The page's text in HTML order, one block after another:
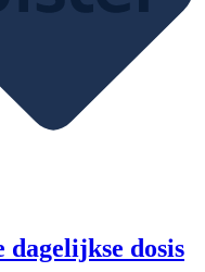
dagelijkse dosis